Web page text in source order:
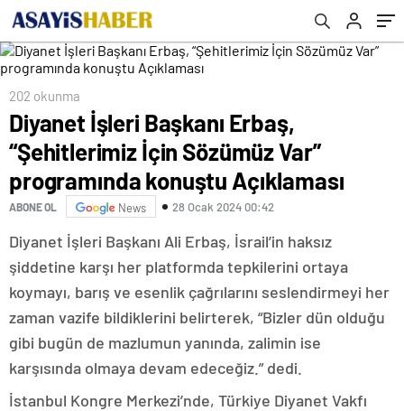
Açıklaması
202 okunma
Diyanet İşleri Başkanı Erbaş,
“Şehitlerimiz İçin Sözümüz Var”
programında konuştu Açıklaması
ABONE OL News 28 Ocak 2024 00:42
Diyanet İşleri Başkanı Ali Erbaş, İsrail’in haksız
şiddetine karşı her platformda tepkilerini ortaya
koymayı, barış ve esenlik çağrılarını seslendirmeyi her
zaman vazife bildiklerini belirterek, “Bizler dün olduğu
gibi bugün de mazlumun yanında, zalimin ise
karşısında olmaya devam edeceğiz.” dedi.
İstanbul Kongre Merkezi’nde, Türkiye Diyanet Vakfı